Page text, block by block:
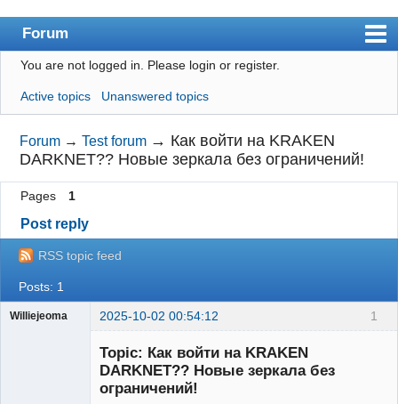
Forum
Index
User list
Search
Register
Login
You are not logged in. Please login or register.
Active topics Unanswered topics
Forum →Test forum → Как войти на KRAKEN
DARKNET?? Новые зеркала без ограничений!
Pages 1
Post reply
RSS topic feed
Posts: 1
1
Williejeoma 2025-10-02 00:54:12
Topic: Как войти на KRAKEN
DARKNET?? Новые зеркала без
ограничений!